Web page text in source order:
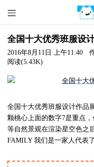

全国十大优秀班服设
2016年8月11日 上午11:40
阅读(5.43K)
全国十大优秀班服设计作品
颗桃心上面的数字7是重点
等自然景观在渲染星空色之
FAMILY 我们是一家人代表